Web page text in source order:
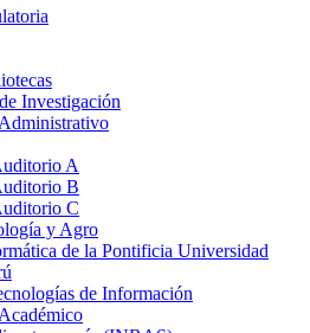
Investigación
A
B
C
y Agro
de la Pontificia Universidad
de Información